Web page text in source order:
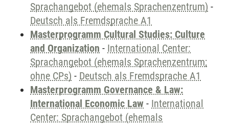
Sprachangebot (ehemals Sprachenzentrum) -
Deutsch als Fremdsprache A1
Masterprogramm Cultural Studies: Culture
and Organization - International Center:
Sprachangebot (ehemals Sprachenzentrum;
ohne CPs) - Deutsch als Fremdsprache A1
Masterprogramm Governance & Law:
International Economic Law - International
Center: Sprachangebot (ehemals